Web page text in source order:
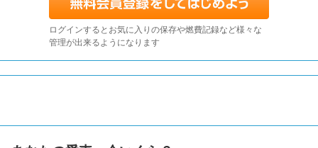
ログインするとお気に入りの保存や燃費記録など様々な
管理が出来るようになります